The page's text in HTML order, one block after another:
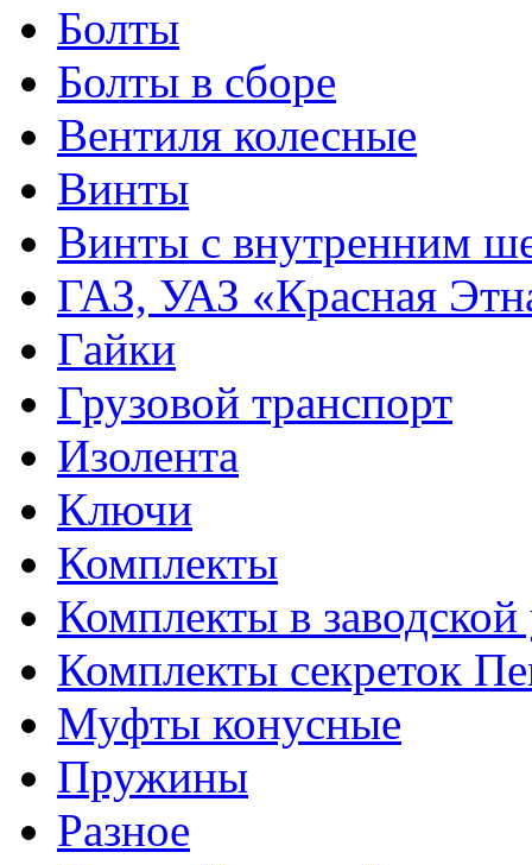
Болты
Болты в сборе
Вентиля колесные
Винты
Винты с внутренним
ГАЗ, УАЗ «Красная
Гайки
Грузовой транспорт
Изолента
Ключи
Комплекты
Комплекты в заводской
Комплекты секреток
Муфты конусные
Пружины
Разное